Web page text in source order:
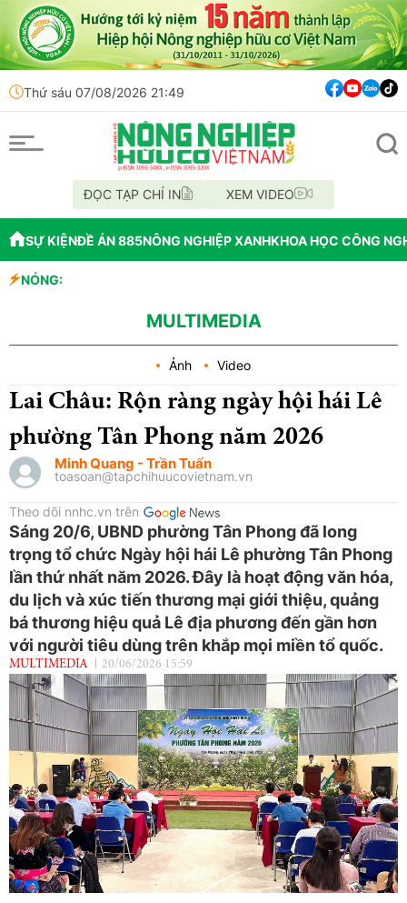
Thứ sáu 07/08/2026 21:49
ĐỌC TẠP CHÍ IN XEM VIDEO
SỰ KIỆNĐỀ ÁN 885NÔNG NGHIỆP XANHKHOA HỌC CÔNG
NÓNG:
MULTIMEDIA
Ảnh Video
Lai Châu: Rộn ràng ngày hội hái Lê
phường Tân Phong năm 2026
Minh Quang - Trần Tuấn
toasoan@tapchihuucovietnam.vn
Theo dõi nnhc.vn trên
Sáng 20/6, UBND phường Tân Phong đã long
trọng tổ chức Ngày hội hái Lê phường Tân Phong
lần thứ nhất năm 2026. Đây là hoạt động văn hóa,
du lịch và xúc tiến thương mại giới thiệu, quảng
bá thương hiệu quả Lê địa phương đến gần hơn
với người tiêu dùng trên khắp mọi miền tổ quốc.
MULTIMEDIA 20/06/2026 15:59